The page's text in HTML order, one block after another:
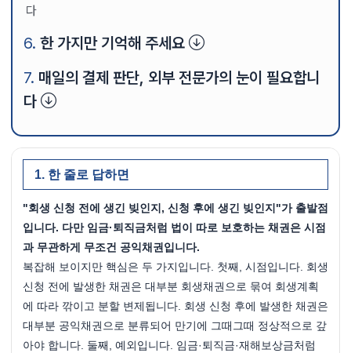
다
한 가지만 기억해 주세요
매일의 결제 판단, 외부 전문가의 눈이 필요합니
다
한 줄로 답하면
"회생 신청 전에 생긴 빚인지, 신청 후에 생긴 빚인지"가 출발점
입니다. 다만 임금·퇴직금처럼 법이 따로 보호하는 채권은 시점
과 무관하게 무조건 공익채권입니다.
복잡해 보이지만 핵심은 두 가지입니다. 첫째, 시점입니다. 회생
신청 전에 발생한 채권은 대부분 회생채권으로 묶여 회생계획
에 따라 깎이고 분할 변제됩니다. 회생 신청 후에 발생한 채권은
대부분 공익채권으로 분류되어 만기에 그때그때 정상적으로 갚
아야 합니다. 둘째, 예외입니다. 임금·퇴직금·재해보상금처럼